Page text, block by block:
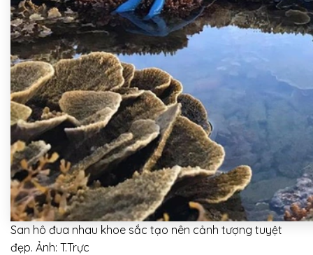
San hô đua nhau khoe sắc tạo nên cảnh tượng tuyệt
đẹp. Ảnh: T.Trực